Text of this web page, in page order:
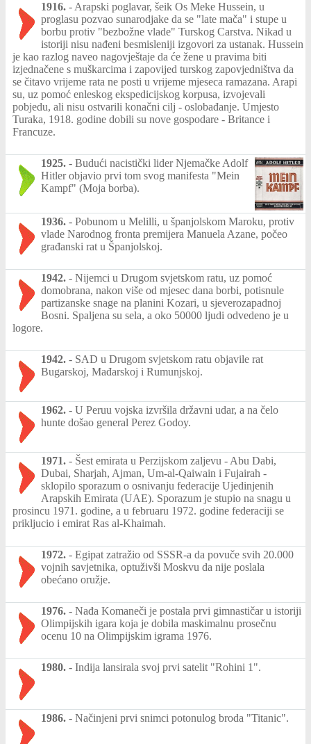
1916. - Arapski poglavar, šeik Os Meke Hussein, u
proglasu pozvao sunarodjake da se "late mača" i stupe u
borbu protiv "bezbožne vlade" Turskog Carstva. Nikad u
istoriji nisu nađeni besmisleniji izgovori za ustanak. Hussein
je kao razlog naveo nagovještaje da će žene u pravima biti
izjednačene s muškarcima i zapovijed turskog zapovjedništva da
se čitavo vrijeme rata ne posti u vrijeme mjeseca ramazana. Arapi
su, uz pomoć enleskog ekspedicijskog korpusa, izvojevali
pobjedu, ali nisu ostvarili konačni cilj - oslobađanje. Umjesto
Turaka, 1918. godine dobili su nove gospodare - Britance i
Francuze.
1925. - Budući nacistički lider Njemačke Adolf
Hitler objavio prvi tom svog manifesta "Mein
Kampf" (Moja borba).
1936. - Pobunom u Melilli, u španjolskom Maroku, protiv
vlade Narodnog fronta premijera Manuela Azane, počeo
građanski rat u Španjolskoj.
1942. - Nijemci u Drugom svjetskom ratu, uz pomoć
domobrana, nakon više od mjesec dana borbi, potisnule
partizanske snage na planini Kozari, u sjeverozapadnoj
Bosni. Spaljena su sela, a oko 50000 ljudi odvedeno je u
logore.
1942. - SAD u Drugom svjetskom ratu objavile rat
Bugarskoj, Mađarskoj i Rumunjskoj.
1962. - U Peruu vojska izvršila državni udar, a na čelo
hunte došao general Perez Godoy.
1971. - Šest emirata u Perzijskom zaljevu - Abu Dabi,
Dubai, Sharjah, Ajman, Um-al-Qaiwain i Fujairah -
sklopilo sporazum o osnivanju federacije Ujedinjenih
Arapskih Emirata (UAE). Sporazum je stupio na snagu u
prosincu 1971. godine, a u februaru 1972. godine federaciji se
prikljucio i emirat Ras al-Khaimah.
1972. - Egipat zatražio od SSSR-a da povuče svih 20.000
vojnih savjetnika, optuživši Moskvu da nije poslala
obećano oružje.
1976. - Nađa Komaneči je postala prvi gimnastičar u istoriji
Olimpijskih igara koja je dobila maskimalnu prosečnu
ocenu 10 na Olimpijskim igrama 1976.
1980. - Indija lansirala svoj prvi satelit "Rohini 1".
1986. - Načinjeni prvi snimci potonulog broda "Titanic".